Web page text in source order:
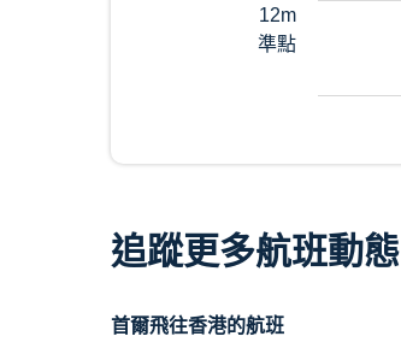
12m
準點
追蹤更多航班動態
首爾飛往香港的航班